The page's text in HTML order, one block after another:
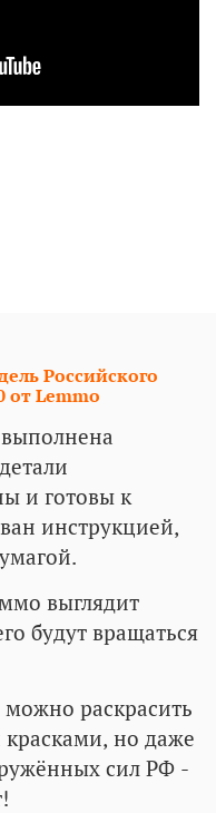
Российского
от Lemmo
и готовы к
инструкцией,
выглядит
будут вращаться
можно раскрасить
но даже
сил РФ -